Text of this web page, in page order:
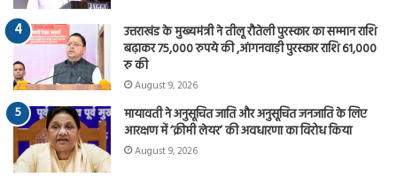
उत्तराखंड के मुख्यमंत्री ने तीलू रौतेली पुरस्कार का सम्मान राशि
बढ़ाकर 75,000 रुपये की ,आंगनवाड़ी पुरस्कार राशि 61,000
रु की
August 9, 2026
मायावती ने अनुसूचित जाति और अनुसूचित जनजाति के लिए
आरक्षण में ‘क्रीमी लेयर’ की अवधारणा का विरोध किया
August 9, 2026